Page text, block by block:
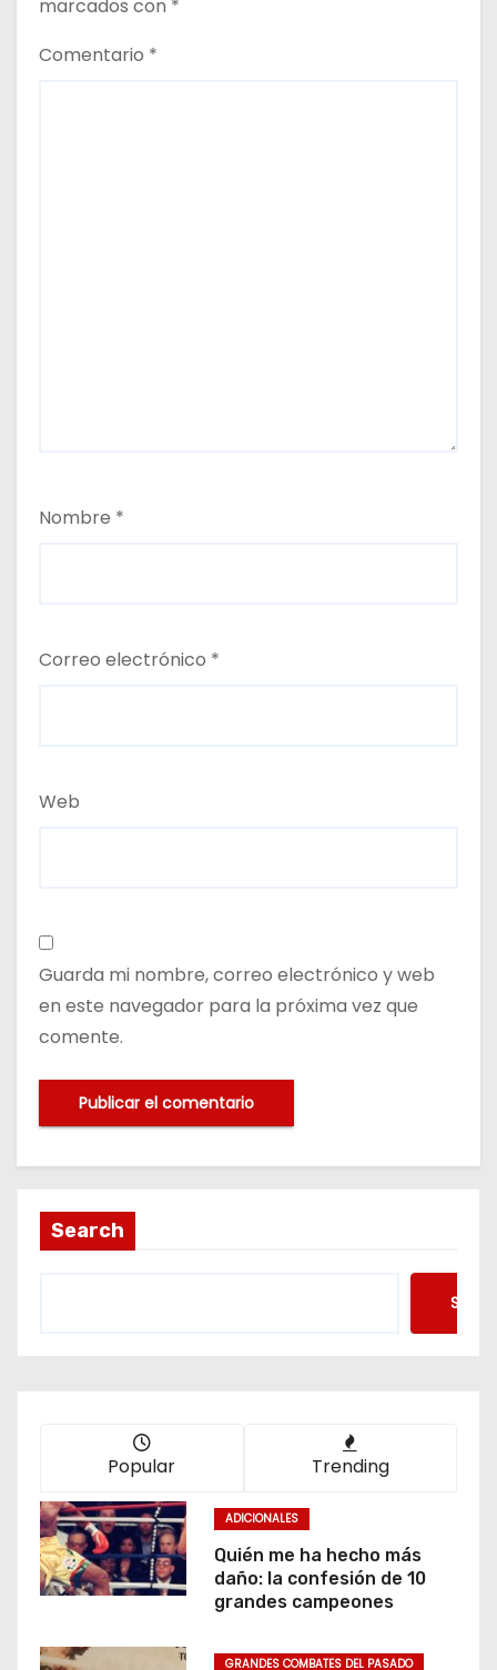
marcados con *
Comentario *
Nombre *
Correo electrónico *
Web
Guarda mi nombre, correo electrónico y web
en este navegador para la próxima vez que
comente.
Search
Popular Trending
ADICIONALES
Quién me ha hecho más
daño: la confesión de 10
grandes campeones
GRANDES COMBATES DEL PASADO